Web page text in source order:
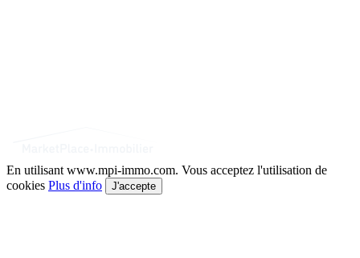
En utilisant www.mpi-immo.com. Vous acceptez l'utilisation de
cookies Plus d'info J'accepte